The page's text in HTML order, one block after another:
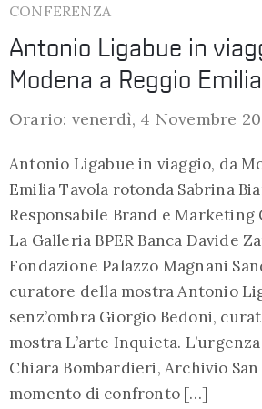
CONFERENZA
Antonio Ligabue in
Modena a Reggio Emilia
Orario: venerdì, 4 Novembre
Antonio Ligabue in viaggio, da
Emilia Tavola rotonda Sabrina
Responsabile Brand e Marketing
La Galleria BPER Banca Davide
Fondazione Palazzo Magnani
curatore della mostra Antonio
senz’ombra Giorgio Bedoni,
mostra L’arte Inquieta.
Chiara Bombardieri, Archivio
momento di confronto […]